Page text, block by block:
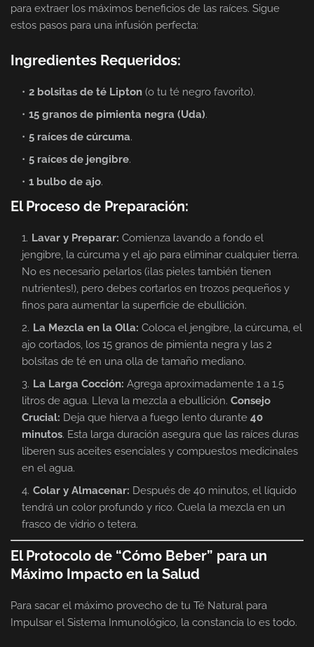
para extraer los máximos beneficios de las raíces. Sigue
estos pasos para una infusión perfecta:
Ingredientes Requeridos:
2 bolsitas de té Lipton (o tu té negro favorito).
15 granos de pimienta negra (Uda).
5 raíces de cúrcuma.
5 raíces de jengibre.
1 bulbo de ajo.
El Proceso de Preparación:
Lavar y Preparar: Comienza lavando a fondo el
jengibre, la cúrcuma y el ajo para eliminar cualquier tierra.
No es necesario pelarlos (¡las pieles también tienen
nutrientes!), pero debes cortarlos en trozos pequeños y
finos para aumentar la superficie de ebullición.
La Mezcla en la Olla: Coloca el jengibre, la cúrcuma, el
ajo cortados, los 15 granos de pimienta negra y las 2
bolsitas de té en una olla de tamaño mediano.
La Larga Cocción: Agrega aproximadamente 1 a 1.5
litros de agua. Lleva la mezcla a ebullición. Consejo
Crucial: Deja que hierva a fuego lento durante 40
minutos. Esta larga duración asegura que las raíces duras
liberen sus aceites esenciales y compuestos medicinales
en el agua.
Colar y Almacenar: Después de 40 minutos, el líquido
tendrá un color profundo y rico. Cuela la mezcla en un
frasco de vidrio o tetera.
El Protocolo de “Cómo Beber” para un
Máximo Impacto en la Salud
Para sacar el máximo provecho de tu Té Natural para
Impulsar el Sistema Inmunológico, la constancia lo es todo.